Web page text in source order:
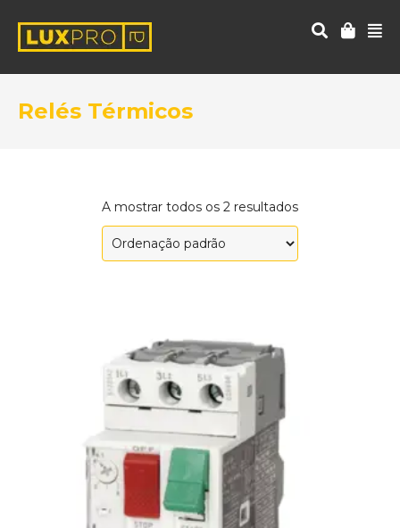
Relés Térmicos
A mostrar todos os 2 resultados